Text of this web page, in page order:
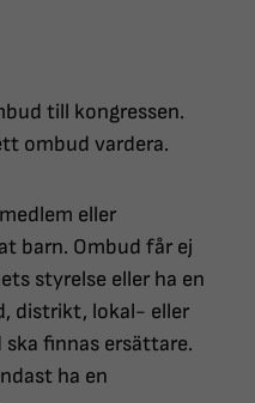
till kongressen.
ombud vardera.
eller
barn. Ombud får ej
styrelse eller ha en
distrikt, lokal- eller
finnas ersättare.
ha en